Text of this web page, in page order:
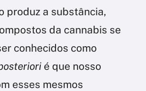
produz a substância,
da cannabis se
conhecidos como
é que nosso
esses mesmos